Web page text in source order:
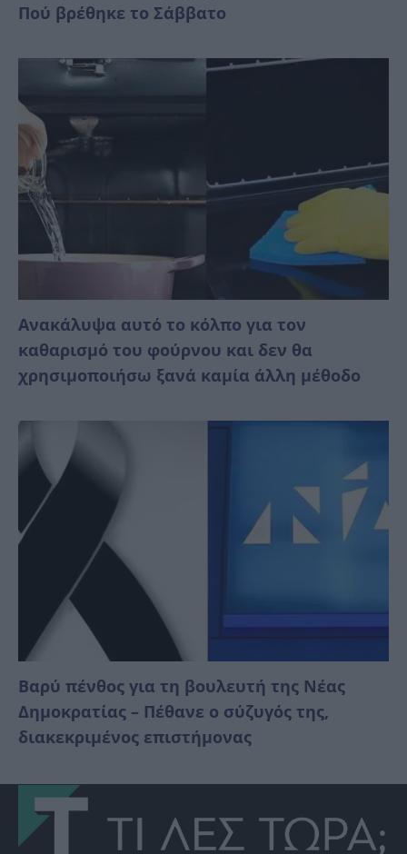
Πού βρέθηκε το Σάββατο
Ανακάλυψα αυτό το κόλπο για τον
καθαρισμό του φούρνου και δεν θα
χρησιμοποιήσω ξανά καμία άλλη μέθοδο
Βαρύ πένθος για τη βουλευτή της Νέας
Δημοκρατίας – Πέθανε ο σύζυγός της,
διακεκριμένος επιστήμονας